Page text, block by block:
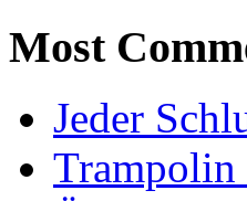
Most
Jeder
Trampolin